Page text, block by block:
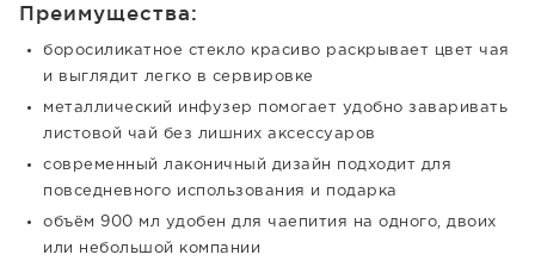
Преимущества:
боросиликатное стекло красиво раскрывает цвет чая
и выглядит легко в сервировке
металлический инфузер помогает удобно заваривать
листовой чай без лишних аксессуаров
современный лаконичный дизайн подходит для
повседневного использования и подарка
объём 900 мл удобен для чаепития на одного, двоих
или небольшой компании